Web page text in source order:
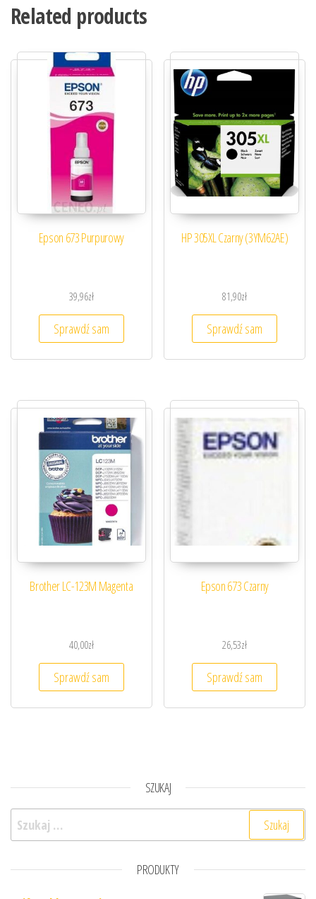
Related products
Epson 673 Purpurowy
39,96zł
Sprawdź sam
HP 305XL Czarny (3YM62AE)
81,90zł
Sprawdź sam
Brother LC-123M Magenta
40,00zł
Sprawdź sam
Epson 673 Czarny
26,53zł
Sprawdź sam
SZUKAJ
Szukaj:
PRODUKTY